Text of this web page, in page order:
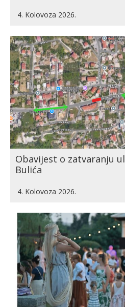
4. Kolovoza 2026.
Obavijest o zatvaranju
Bulića
4. Kolovoza 2026.